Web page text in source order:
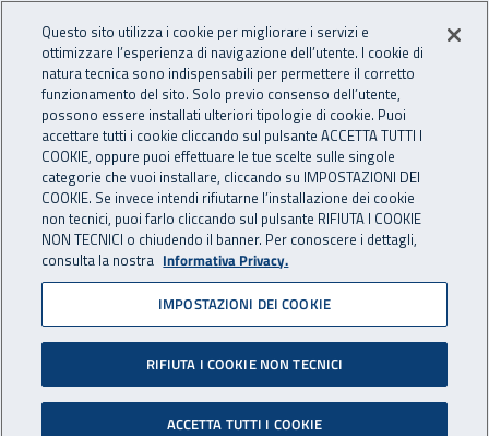
INAIL - Istituto Nazionale
Apri cerca
Navigazione principale
Navigazione - Ti trovi in:
Home Inail comunica Eventi
15 aprile 2019
Seminario - “Le nuove
tariffe Inail”
Firenze, lunedì 15 aprile 2019
Questo sito utilizza i cookie per migliorare i servizi e
ottimizzare l’esperienza di navigazione dell’utente. I cookie di
natura tecnica sono indispensabili per permettere il corretto
funzionamento del sito. Solo previo consenso dell’utente,
possono essere installati ulteriori tipologie di cookie. Puoi
accettare tutti i cookie cliccando sul pulsante ACCETTA TUTTI I
COOKIE, oppure puoi effettuare le tue scelte sulle singole
categorie che vuoi installare, cliccando su IMPOSTAZIONI DEI
COOKIE. Se invece intendi rifiutarne l’installazione dei cookie
non tecnici, puoi farlo cliccando sul pulsante RIFIUTA I COOKIE
NON TECNICI o chiudendo il banner. Per conoscere i dettagli,
consulta la nostra Informativa Privacy.
IMPOSTAZIONI DEI COOKIE
RIFIUTA I COOKIE NON TECNICI
ACCETTA TUTTI I COOKIE